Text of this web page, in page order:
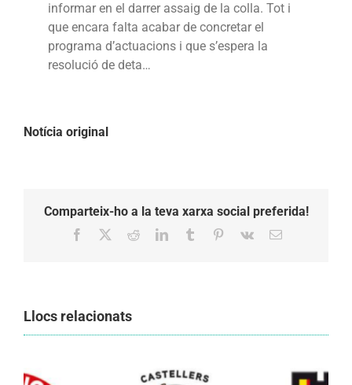
juny
informar en el darrer assaig de la colla. Tot i
que encara falta acabar de concretar el
programa d’actuacions i que s’espera la
resolució de deta…
Notícia original
Comparteix-ho a la teva xarxa social preferida!
Facebook RedditLinkedInTumblr Pinterest
Vk Email:
Llocs relacionats